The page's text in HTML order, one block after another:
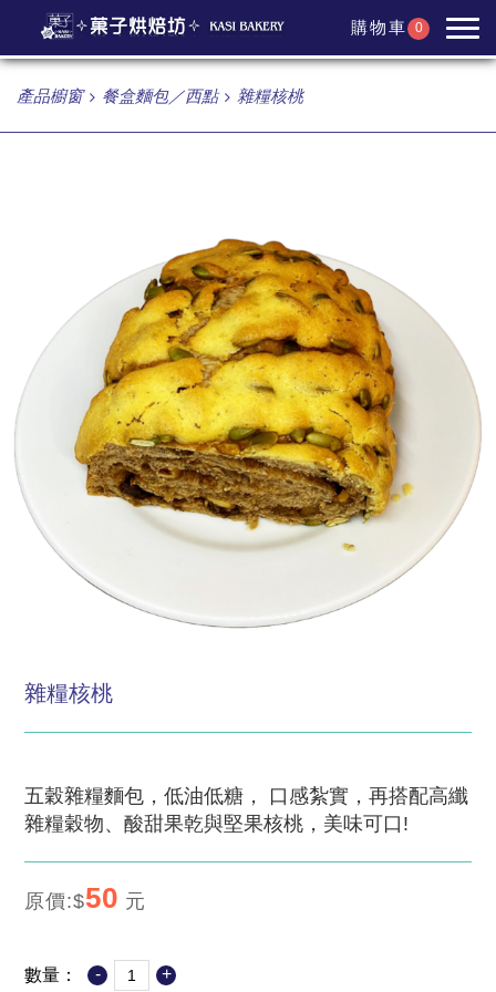
購物車 0
產品櫥窗 餐盒麵包／西點 雜糧核桃
雜糧核桃
五穀雜糧麵包，低油低糖， 口感紮實，再搭配高纖
雜糧穀物、酸甜果乾與堅果核桃，美味可口!
原價:$50 元
數量： - +